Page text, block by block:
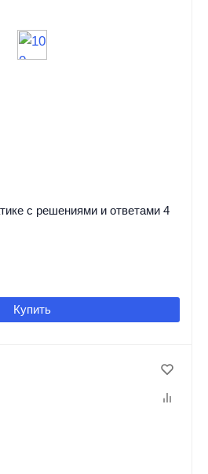
с решениями и ответами 4
Купить